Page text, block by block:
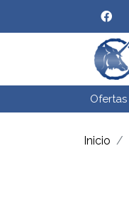
Ofertas
Inicio